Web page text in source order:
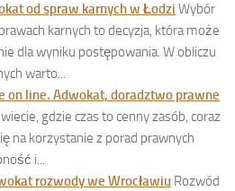
od spraw karnych w Łodzi Wybór
karnych to decyzja, która może
dla wyniku postępowania. W obliczu
warto...
on line. Adwokat, doradztwo prawne
gdzie czas to cenny zasób, coraz
na korzystanie z porad prawnych
i...
rozwody we Wrocławiu Rozwód